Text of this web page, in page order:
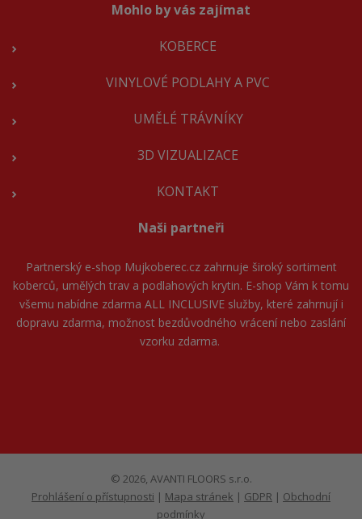
Mohlo by vás zajímat
KOBERCE
VINYLOVÉ PODLAHY A PVC
UMĚLÉ TRÁVNÍKY
3D VIZUALIZACE
KONTAKT
Naši partneři
Partnerský e-shop Mujkoberec.czzahrnuje široký sortiment
koberců, umělých trav a podlahových krytin. E-shop Vám k tomu
všemu nabídne zdarma ALL INCLUSIVE služby, které zahrnují i
dopravu zdarma, možnost bezdůvodného vrácení nebo zaslání
vzorku zdarma.
© 2026, AVANTI FLOORS s.r.o.
Prohlášení o přístupnosti | Mapa stránek | GDPR | Obchodní
podmínky